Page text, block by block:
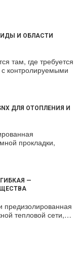
И ОБЛАСТИ
там, где требуется
контролируемыми
ДЛЯ ОТОПЛЕНИЯ И
прокладки,
—
предизолированная
тепловой сети,…